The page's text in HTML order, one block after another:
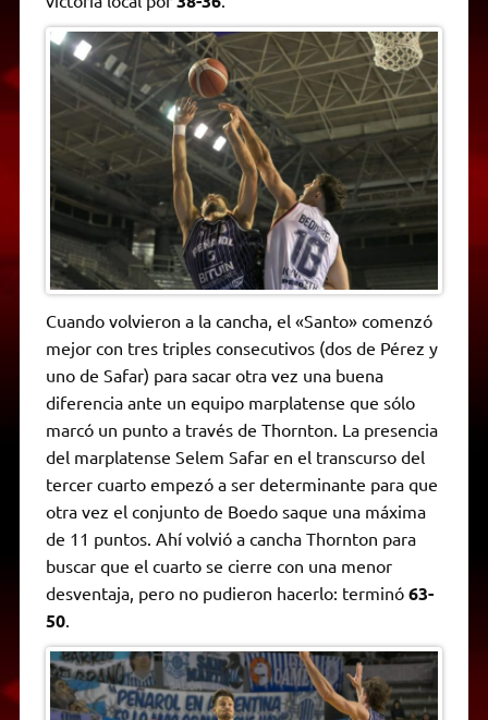
Cuando volvieron a la cancha, el «Santo» comenzó
mejor con tres triples consecutivos (dos de Pérez y
uno de Safar) para sacar otra vez una buena
diferencia ante un equipo marplatense que sólo
marcó un punto a través de Thornton. La presencia
del marplatense Selem Safar en el transcurso del
tercer cuarto empezó a ser determinante para que
otra vez el conjunto de Boedo saque una máxima
de 11 puntos. Ahí volvió a cancha Thornton para
buscar que el cuarto se cierre con una menor
desventaja, pero no pudieron hacerlo: terminó63-
50.